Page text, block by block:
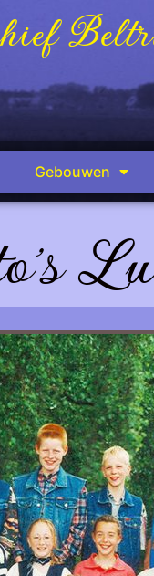
Gebouwen